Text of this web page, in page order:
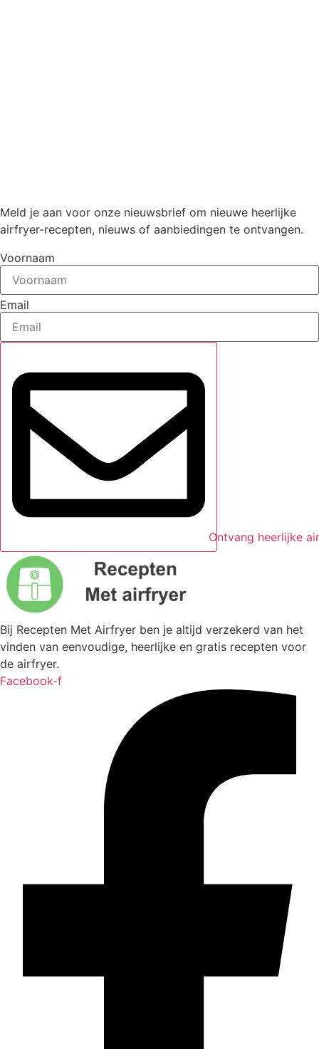
Meld je aan voor onze nieuwsbrief om nieuwe heerlijke
airfryer-recepten, nieuws of aanbiedingen te ontvangen.
Voornaam
Email
Ontvang heerlijke
Bij Recepten Met Airfryer ben je altijd verzekerd van het
vinden van eenvoudige, heerlijke en gratis recepten voor
de airfryer.
Facebook-f